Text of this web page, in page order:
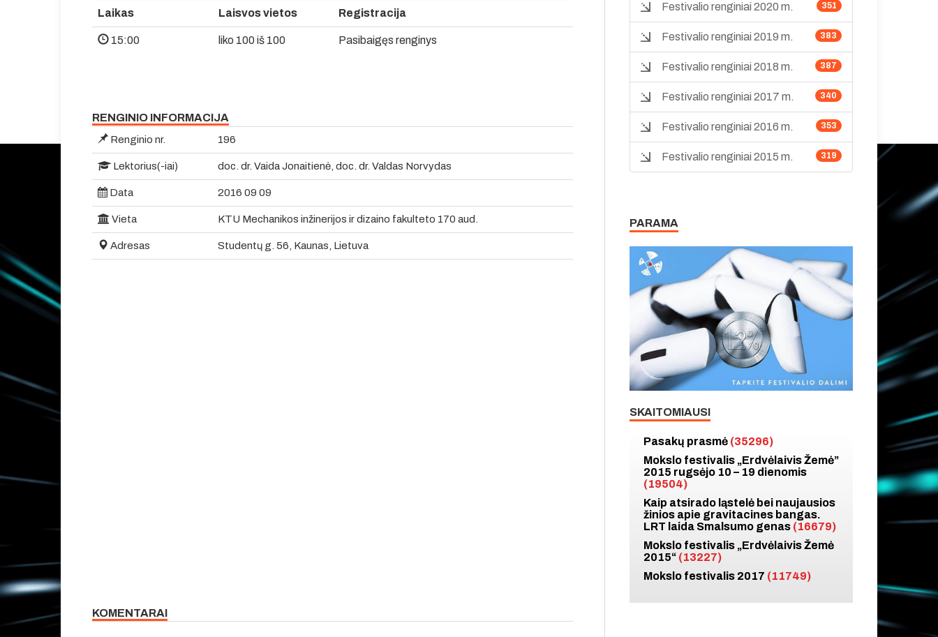
Laikas Laisvos vietos Registracija
15:00 liko 100 iš 100 Pasibaigęs renginys
RENGINIO INFORMACIJA
Renginio nr. 196
Lektorius(-iai) doc. dr. Vaida Jonaitienė, doc. dr. Valdas Norvydas
Data 2016 09 09
Vieta KTU Mechanikos inžinerijos ir dizaino fakulteto 170 aud.
Adresas Studentų g. 56, Kaunas, Lietuva
KOMENTARAI
351
Festivalio renginiai 2020 m.
383
Festivalio renginiai 2019 m.
387
Festivalio renginiai 2018 m.
340
Festivalio renginiai 2017 m.
353
Festivalio renginiai 2016 m.
319
Festivalio renginiai 2015 m.
PARAMA
SKAITOMIAUSI
Pasakų prasmė (35296)
Mokslo festivalis „Erdvėlaivis Žemė”
2015 rugsėjo 10 – 19 dienomis
(19504)
Kaip atsirado ląstelė bei naujausios
žinios apie gravitacines bangas.
LRT laida Smalsumo genas (16679)
Mokslo festivalis „Erdvėlaivis Žemė
2015“ (13227)
Mokslo festivalis 2017 (11749)